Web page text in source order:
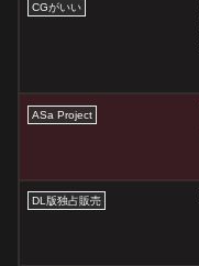
CGがいい
ASa Project
DL版独占販売